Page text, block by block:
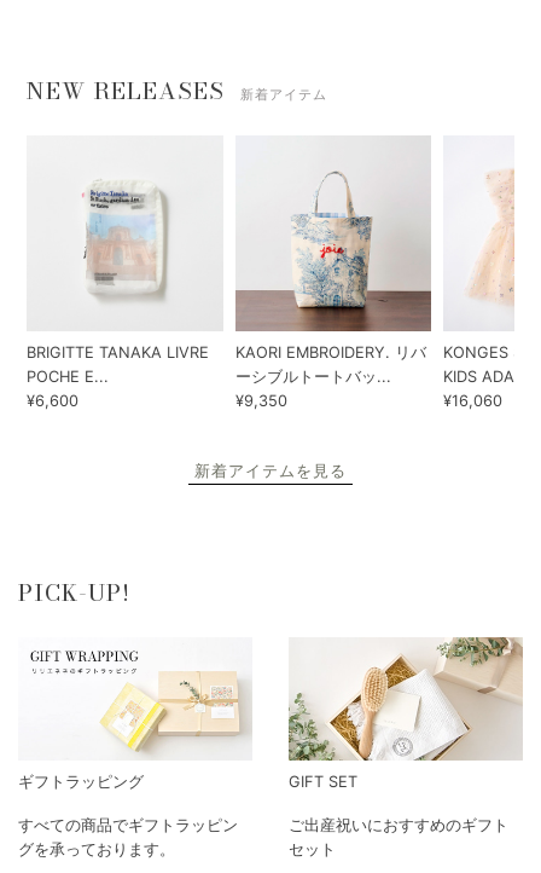
NEW RELEASES 新着アイテム
BRIGITTE TANAKA LIVRE
POCHE E...
¥6,600
KAORI EMBROIDERY. リバ
ーシブルトートバッ...
¥9,350
KONGES
KIDS ADA...
¥16,060
新着アイテムを見る
PICK-UP!
ギフトラッピング
すべての商品でギフトラッピン
グを承っております。
GIFT SET
ご出産祝いにおすすめのギフト
セット